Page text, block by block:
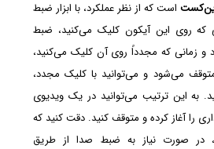
است که از نظر عملکرد، با ابزار ضبط
که روی این آیکون کلیک می‌کنید، ضبط
زمانی که مجدداً روی آن کلیک می‌کنید،
می‌شود و می‌توانید با کلیک مجدد،
به این ترتیب می‌توانید در یک ویدیوی
را آغاز کرده و متوقف کنید. دقت کنید که
در صورت نیاز به ضبط صدا از طریق